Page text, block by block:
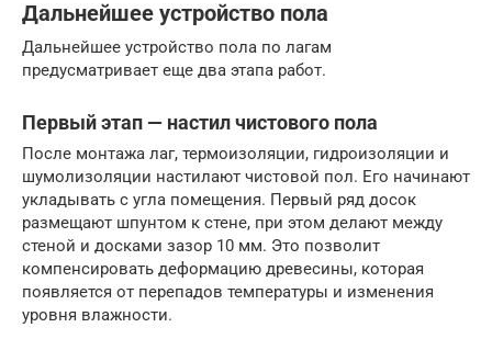
Дальнейшее устройство пола
Дальнейшее устройство пола по лагам
предусматривает еще два этапа работ.
Первый этап — настил чистового пола
После монтажа лаг, термоизоляции, гидроизоляции и
шумолизоляции настилают чистовой пол. Его начинают
укладывать с угла помещения. Первый ряд досок
размещают шпунтом к стене, при этом делают между
стеной и досками зазор 10 мм. Это позволит
компенсировать деформацию древесины, которая
появляется от перепадов температуры и изменения
уровня влажности.